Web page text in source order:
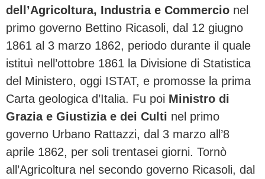
dell’Agricoltura, Industria e Commercio nel
primo governo Bettino Ricasoli, dal 12 giugno
1861 al 3 marzo 1862, periodo durante il quale
istituì nell’ottobre 1861 la Divisione di Statistica
del Ministero, oggi ISTAT, e promosse la prima
Carta geologica d’Italia. Fu poi Ministro di
Grazia e Giustizia e dei Culti nel primo
governo Urbano Rattazzi, dal 3 marzo all’8
aprile 1862, per soli trentasei giorni. Tornò
all’Agricoltura nel secondo governo Ricasoli, dal